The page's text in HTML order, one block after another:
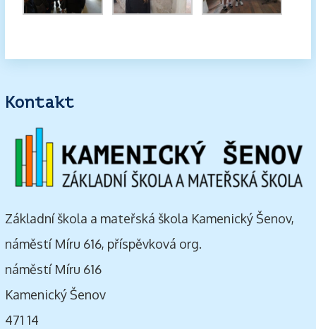
Kontakt
Základní škola a mateřská škola Kamenický Šenov,
náměstí Míru 616, příspěvková org.
náměstí Míru 616
Kamenický Šenov
471 14